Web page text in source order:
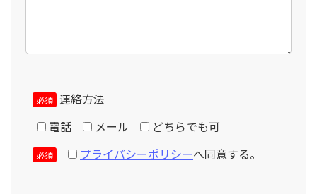
個人情報の取扱いについて
必須 連絡方法
電話
メール どちらでも可
必須 プライバシーポリシーへ同意する。